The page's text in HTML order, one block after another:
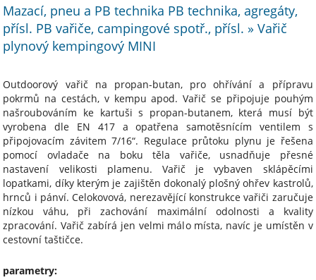
Mazací, pneu a PB technika PB technika, agregáty,
přísl. PB vařiče, campingové spotř., přísl. » Vařič
plynový kempingový MINI
Outdoorový vařič na propan-butan, pro ohřívání a přípravu
pokrmů na cestách, v kempu apod. Vařič se připojuje pouhým
našroubováním ke kartuši s propan-butanem, která musí být
vyrobena dle EN 417 a opatřena samotěsnícím ventilem s
připojovacím závitem 7/16“. Regulace průtoku plynu je řešena
pomocí ovladače na boku těla vařiče, usnadňuje přesné
nastavení velikosti plamenu. Vařič je vybaven sklápěcími
lopatkami, díky kterým je zajištěn dokonalý plošný ohřev kastrolů,
hrnců i pánví. Celokovová, nerezavějící konstrukce vařiči zaručuje
nízkou váhu, při zachování maximální odolnosti a kvality
zpracování. Vařič zabírá jen velmi málo místa, navíc je umístěn v
cestovní taštičce.
parametry: